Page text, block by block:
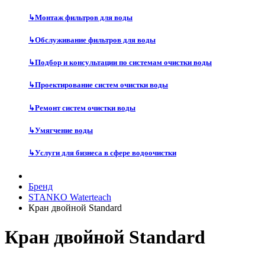
↳Монтаж фильтров для воды
↳Обслуживание фильтров для воды
↳Подбор и консультации по системам очистки воды
↳Проектирование систем очистки воды
↳Ремонт систем очистки воды
↳Умягчение воды
↳Услуги для бизнеса в сфере водоочистки
Бренд
STANKO Waterteach
Кран двойной Standard
Кран двойной Standard